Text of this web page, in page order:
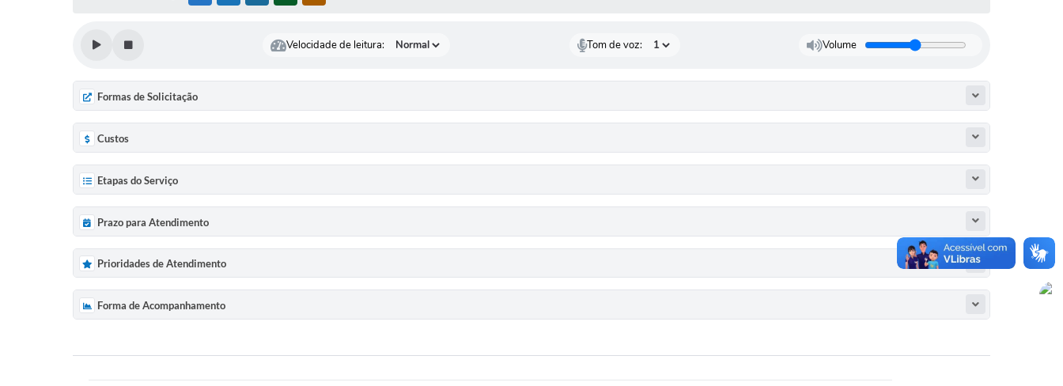
Velocidade de leitura: Tom de voz: Volume
Formas de Solicitação
Custos
Etapas do Serviço
Prazo para Atendimento
Prioridades de Atendimento
Forma de Acompanhamento